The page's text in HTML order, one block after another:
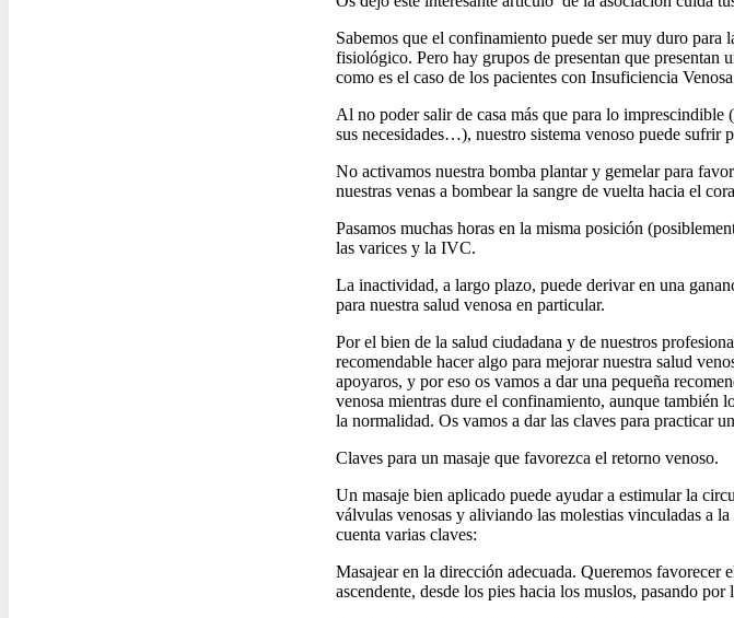
Sabemos que el confinamiento puede ser muy duro
fisiológico. Pero hay grupos de presentan que presentan
como es el caso de los pacientes con Insuficiencia
Al no poder salir de casa más que para lo imprescindible
sus necesidades…), nuestro sistema venoso puede sufrir
No activamos nuestra bomba plantar y gemelar para
nuestras venas a bombear la sangre de vuelta hacia el
Pasamos muchas horas en la misma posición
las varices y la IVC.
La inactividad, a largo plazo, puede derivar en una
para nuestra salud venosa en particular.
Por el bien de la salud ciudadana y de nuestros
recomendable hacer algo para mejorar nuestra salud
apoyaros, y por eso os vamos a dar una pequeña
venosa mientras dure el confinamiento, aunque también
la normalidad. Os vamos a dar las claves para practicar
Claves para un masaje que favorezca el retorno venoso.
Un masaje bien aplicado puede ayudar a estimular la
válvulas venosas y aliviando las molestias vinculadas a
cuenta varias claves:
Masajear en la dirección adecuada. Queremos favorecer
ascendente, desde los pies hacia los muslos, pasando